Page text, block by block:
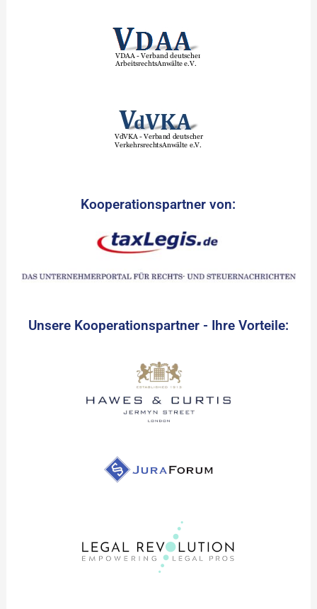
Kooperationspartner von:
Unsere Kooperationspartner - Ihre Vorteile: